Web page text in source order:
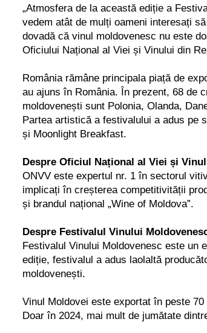
„Atmosfera de la această ediție a
vedem atât de mulți oameni interesați
dovadă că vinul moldovenesc nu este
Oficiului Național al Viei și Vinului din
România rămâne principala piață de
au ajuns în România. În prezent, 68 de
moldovenești sunt Polonia, Olanda,
Partea artistică a festivalului a adus pe
și Moonlight Breakfast.
Despre Oficiul Național al Viei și
ONVV este expertul nr. 1 în sectorul
implicați în creșterea competitivității
și brandul național „Wine of Moldova”.
Despre Festivalul Vinului
Festivalul Vinului Moldovenesc este un
ediție, festivalul a adus laolaltă
moldovenești.
Vinul Moldovei este exportat în peste
Doar în 2024, mai mult de jumătate